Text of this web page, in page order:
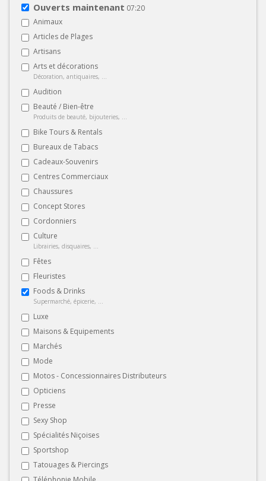
Ouverts maintenant 07:20
Animaux
Articles de Plages
Artisans
Arts et décorations
Décoration, antiquaires, ...
Audition
Beauté / Bien-être
Produits de beauté, bijouteries, ...
Bike Tours & Rentals
Bureaux de Tabacs
Cadeaux-Souvenirs
Centres Commerciaux
Chaussures
Concept Stores
Cordonniers
Culture
Librairies, disquaires, ...
Fêtes
Fleuristes
Foods & Drinks
Supermarché, épicerie, ...
Luxe
Maisons & Equipements
Marchés
Mode
Motos - Concessionnaires Distributeurs
Opticiens
Presse
Sexy Shop
Spécialités Niçoises
Sportshop
Tatouages & Piercings